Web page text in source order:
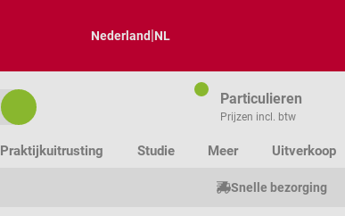
Nederland|NL
Particulieren
Prijzen incl. btw
Praktijkuitrusting Studie Meer Uitverkoop
Snelle bezorging